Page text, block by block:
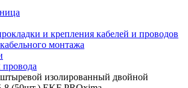
и крепления кабелей и проводов
монтажа
изолированный двойной